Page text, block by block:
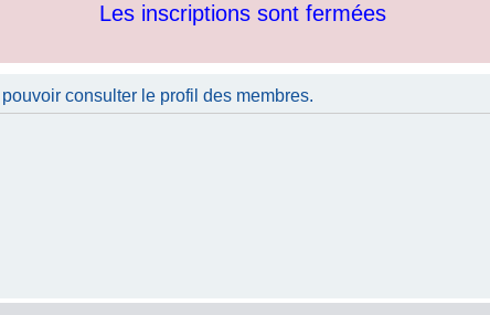
Les inscriptions sont fermées
consulter le profil des membres.